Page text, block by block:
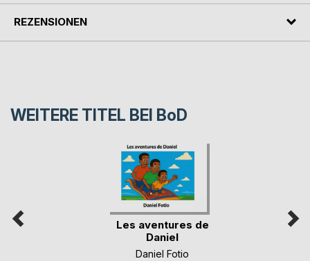
REZENSIONEN
WEITERE TITEL BEI BoD
Les aventures de
Daniel
Daniel Fotio